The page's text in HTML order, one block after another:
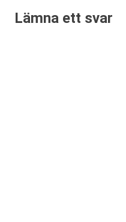
Lämna ett svar